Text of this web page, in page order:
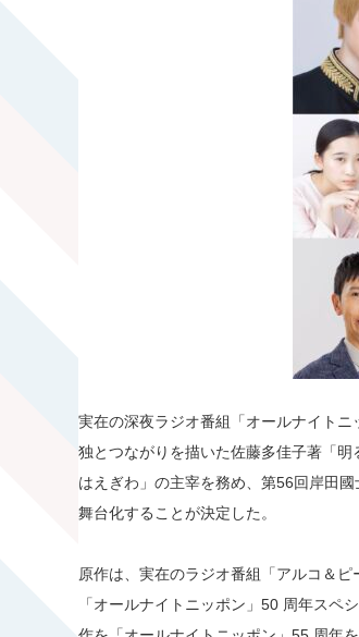
実在の深夜ラジオ番組「オールナイト
独とつながりを描いた佐藤多佳子著「
はえぎわ」の主宰を務め、第56回岸田
舞台化することが決定した。
原作は、実在のラジオ番組「アルコ＆
「オールナイトニッポン」50 周年スペ